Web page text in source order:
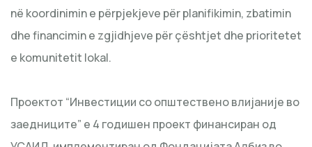
në koordinimin e përpjekjeve për planifikimin, zbatimin
dhe financimin e zgjidhjeve për çështjet dhe prioritetet
e komunitetit lokal.
Проектот “Инвестиции со општествено влијаније во
заедниците” е 4 годишен проект финансиран од